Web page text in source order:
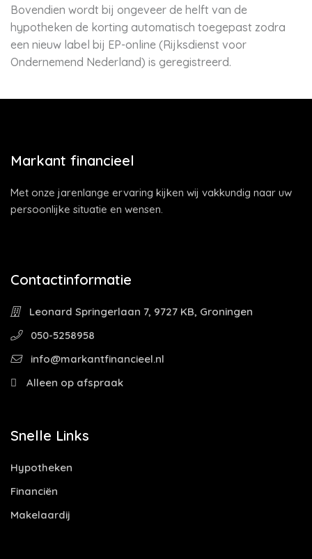
Bovendien wordt bij ongeveer de helft van de
hypotheken de korting automatisch toegepast zodra
een nieuw label bij EP-online (Rijksdienst voor
Ondernemend Nederland) is geregistreerd.
Markant financieel
Met onze jarenlange ervaring kijken wij vakkundig naar uw
persoonlijke situatie en wensen.
Contactinformatie
Leonard Springerlaan 7, 9727 KB, Groningen
050-5258958
info@markantfinancieel.nl
Alleen op afspraak
Snelle Links
Hypotheken
Financiën
Makelaardij